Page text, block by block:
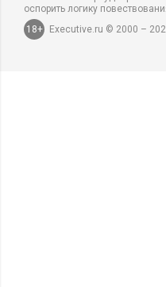
оспорить логику
18+
Executive.ru © 2000 –